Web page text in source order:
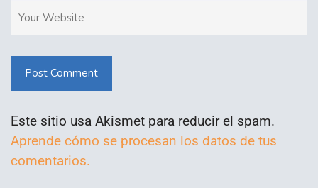
Post Comment
Este sitio usa Akismet para reducir el spam.
Aprende cómo se procesan los datos de tus
comentarios.